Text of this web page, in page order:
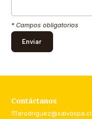
* Campos obligatorios
Contáctanos
arodriguez@salvospa.cl